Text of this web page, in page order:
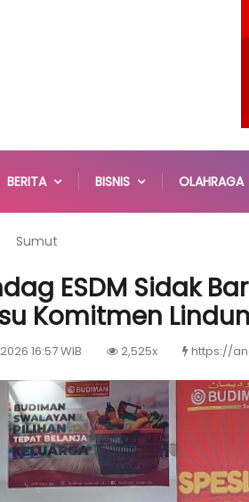
BERITA BISNIS OLAHRAGA
Sumut
ESDM Sidak
Komitmen
16:57 WIB 2,525x https://